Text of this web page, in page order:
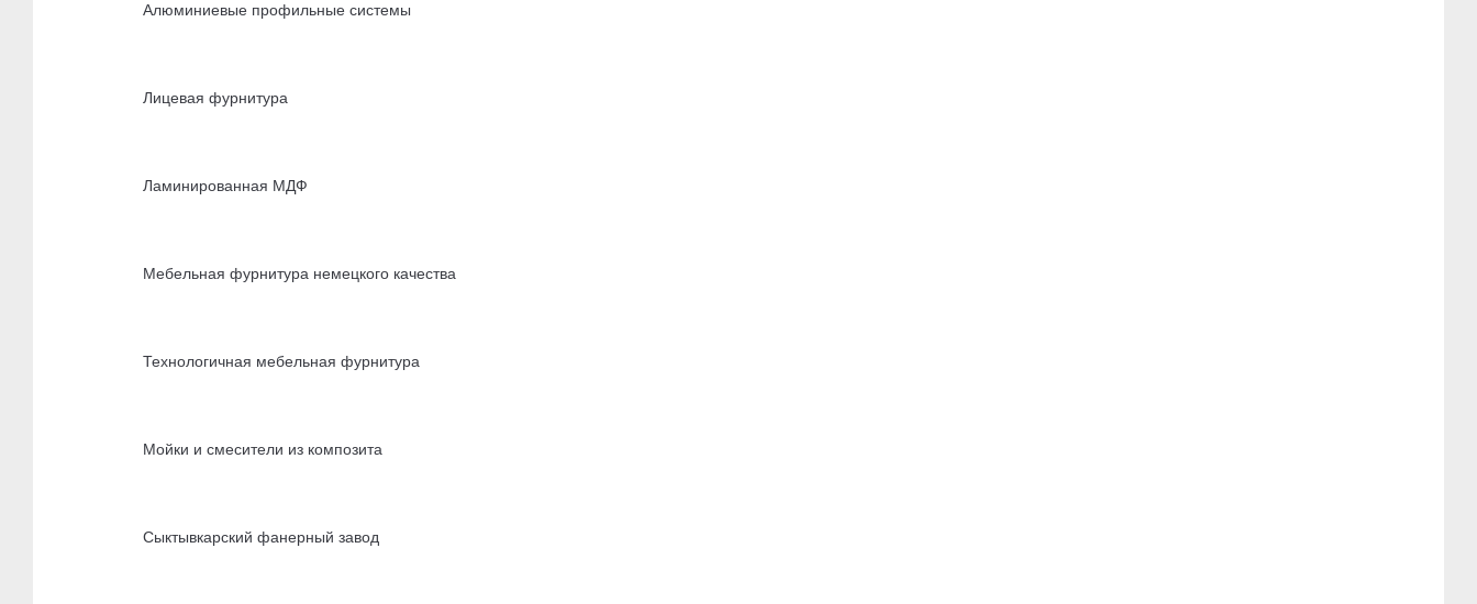
Алюминиевые профильные системы
Лицевая фурнитура
Ламинированная МДФ
Мебельная фурнитура немецкого качества
Технологичная мебельная фурнитура
Мойки и смесители из композита
Сыктывкарский фанерный завод